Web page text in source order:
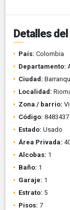
Detalles
País: Colombia
Departamento:
Ciudad:
Localidad:
Zona / barrio:
Código: 8483437
Estado: Usado
Área Privada:
Alcobas: 1
Baño: 1
Garaje: 1
Estrato: 5
Pisos: 7